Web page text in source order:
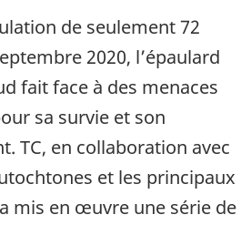
de seulement 72
2020, l’épaulard
fait face à des menaces
sa survie et son
TC, en collaboration avec
et les principaux
mis en œuvre une série de